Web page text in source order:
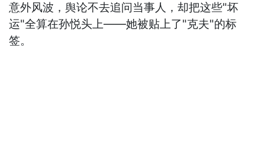
意外风波，舆论不去追问当事人，却把这些"坏
运"全算在孙悦头上——她被贴上了"克夫"的标
签。